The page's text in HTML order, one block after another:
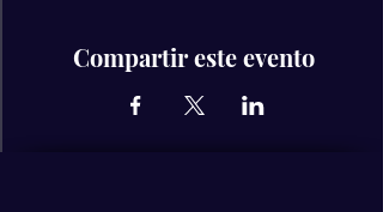
Compartir este evento